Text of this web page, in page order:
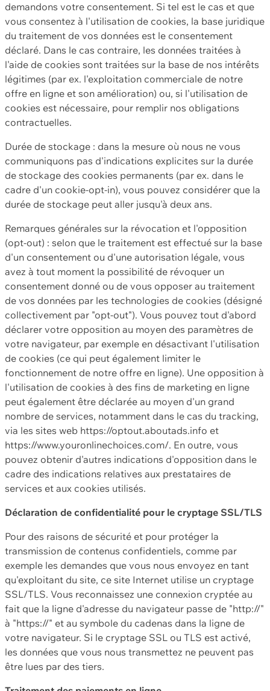
demandons votre consentement. Si tel est le cas et que
vous consentez à l'utilisation de cookies, la base juridique
du traitement de vos données est le consentement
déclaré. Dans le cas contraire, les données traitées à
l'aide de cookies sont traitées sur la base de nos intérêts
légitimes (par ex. l'exploitation commerciale de notre
offre en ligne et son amélioration) ou, si l'utilisation de
cookies est nécessaire, pour remplir nos obligations
contractuelles.
Durée de stockage : dans la mesure où nous ne vous
communiquons pas d'indications explicites sur la durée
de stockage des cookies permanents (par ex. dans le
cadre d'un cookie-opt-in), vous pouvez considérer que la
durée de stockage peut aller jusqu'à deux ans.
Remarques générales sur la révocation et l'opposition
(opt-out) : selon que le traitement est effectué sur la base
d'un consentement ou d'une autorisation légale, vous
avez à tout moment la possibilité de révoquer un
consentement donné ou de vous opposer au traitement
de vos données par les technologies de cookies (désigné
collectivement par "opt-out"). Vous pouvez tout d'abord
déclarer votre opposition au moyen des paramètres de
votre navigateur, par exemple en désactivant l'utilisation
de cookies (ce qui peut également limiter le
fonctionnement de notre offre en ligne). Une opposition à
l'utilisation de cookies à des fins de marketing en ligne
peut également être déclarée au moyen d'un grand
nombre de services, notamment dans le cas du tracking,
via les sites web https://optout.aboutads.info et
https://www.youronlinechoices.com/. En outre, vous
pouvez obtenir d'autres indications d'opposition dans le
cadre des indications relatives aux prestataires de
services et aux cookies utilisés.
Déclaration de confidentialité pour le cryptage SSL/TLS
Pour des raisons de sécurité et pour protéger la
transmission de contenus confidentiels, comme par
exemple les demandes que vous nous envoyez en tant
qu'exploitant du site, ce site Internet utilise un cryptage
SSL/TLS. Vous reconnaissez une connexion cryptée au
fait que la ligne d'adresse du navigateur passe de "http://"
à "https://" et au symbole du cadenas dans la ligne de
votre navigateur. Si le cryptage SSL ou TLS est activé,
les données que vous nous transmettez ne peuvent pas
être lues par des tiers.